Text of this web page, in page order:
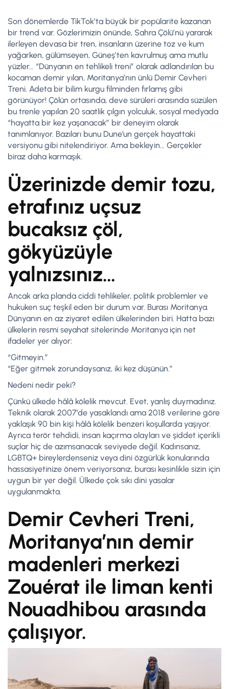
Son dönemlerde TikTok’ta büyük bir popülarite kazanan
bir trend var. Gözlerimizin önünde, Sahra Çölü’nü yararak
ilerleyen devasa bir tren, insanların üzerine toz ve kum
yağarken, gülümseyen, Güneş’ten kavrulmuş ama mutlu
yüzler… “Dünyanın en tehlikeli treni” olarak adlandırılan bu
kocaman demir yılan, Moritanya’nın ünlü Demir Cevheri
Treni. Adeta bir bilim kurgu filminden fırlamış gibi
görünüyor! Çölün ortasında, deve sürüleri arasında süzülen
bu trenle yapılan 20 saatlik çılgın yolculuk, sosyal medyada
“hayatta bir kez yaşanacak” bir deneyim olarak
tanımlanıyor. Bazıları bunu Dune’un gerçek hayattaki
versiyonu gibi nitelendiriyor. Ama bekleyin… Gerçekler
biraz daha karmaşık.
Üzerinizde demir tozu,
etrafınız uçsuz
bucaksız çöl,
gökyüzüyle
yalnızsınız…
Ancak arka planda ciddi tehlikeler, politik problemler ve
hukuken suç teşkil eden bir durum var. Burası Moritanya.
Dünyanın en az ziyaret edilen ülkelerinden biri. Hatta bazı
ülkelerin resmi seyahat sitelerinde Moritanya için net
ifadeler yer alıyor:
“Gitmeyin.”
“Eğer gitmek zorundaysanız, iki kez düşünün.”
Nedeni nedir peki?
Çünkü ülkede hâlâ kölelik mevcut. Evet, yanlış duymadınız.
Teknik olarak 2007’de yasaklandı ama 2018 verilerine göre
yaklaşık 90 bin kişi hâlâ kölelik benzeri koşullarda yaşıyor.
Ayrıca terör tehdidi, insan kaçırma olayları ve şiddet içerikli
suçlar hiç de azımsanacak seviyede değil. Kadınsanız,
LGBTQ+ bireylerdenseniz veya dini özgürlük konularında
hassasiyetinize önem veriyorsanız, burası kesinlikle sizin için
uygun bir yer değil. Ülkede çok sıkı dini yasalar
uygulanmakta.
Demir Cevheri Treni,
Moritanya’nın demir
madenleri merkezi
Zouérat ile liman kenti
Nouadhibou arasında
çalışıyor.